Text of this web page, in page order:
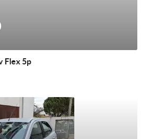
Flex 5p